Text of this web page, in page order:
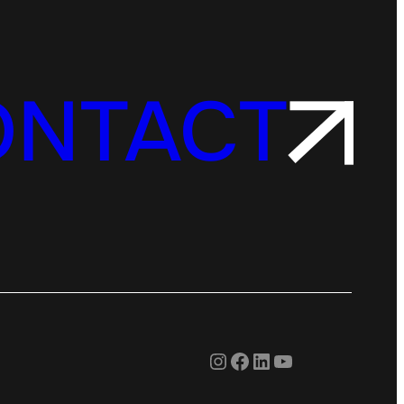
Instagram
Facebook
LinkedIn
YouTube